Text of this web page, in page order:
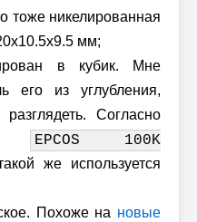
тоже никелированная
мм;
в кубик. Мне
его из углубления,
Согласно
EPCOS 100K
же используется
Похоже на новые